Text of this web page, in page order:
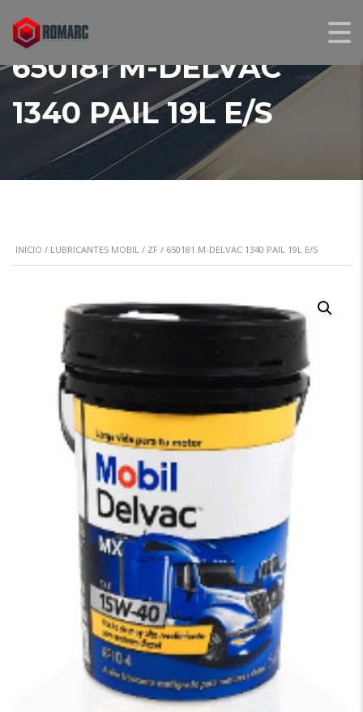
650181 M-DELVAC
1340 PAIL 19L E/S
INICIO / LUBRICANTES MOBIL / ZF / 650181 M-DELVAC 1340 PAIL 19L E/S